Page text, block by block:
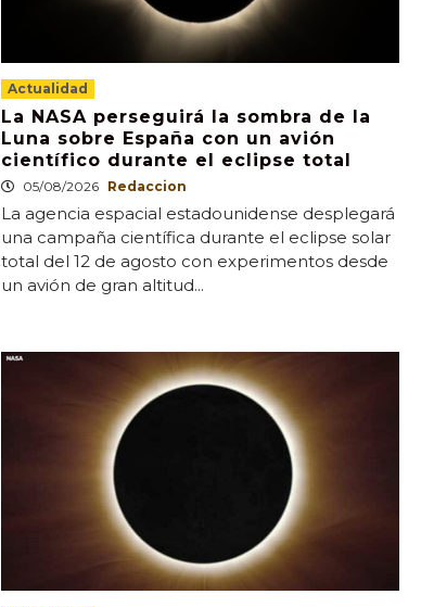
Actualidad
La NASA perseguirá la sombra de la
Luna sobre España con un avión
científico durante el eclipse total
05/08/2026 Redaccion
La agencia espacial estadounidense desplegará
una campaña científica durante el eclipse solar
total del 12 de agosto con experimentos desde
un avión de gran altitud...